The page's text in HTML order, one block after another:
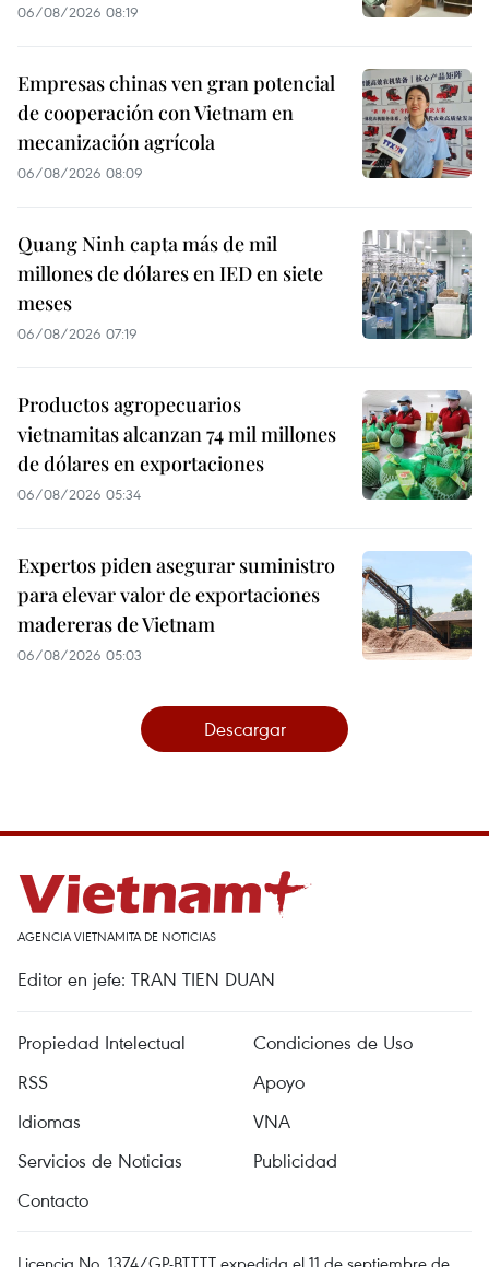
06/08/2026 08:19
Empresas chinas ven gran potencial
de cooperación con Vietnam en
mecanización agrícola
06/08/2026 08:09
Quang Ninh capta más de mil
millones de dólares en IED en siete
meses
06/08/2026 07:19
Productos agropecuarios
vietnamitas alcanzan 74 mil millones
de dólares en exportaciones
06/08/2026 05:34
Expertos piden asegurar suministro
para elevar valor de exportaciones
madereras de Vietnam
06/08/2026 05:03
Descargar
AGENCIA VIETNAMITA DE NOTICIAS
Editor en jefe: TRAN TIEN DUAN
Propiedad Intelectual
Condiciones de Uso
RSS
Apoyo
Idiomas
VNA
Servicios de Noticias
Publicidad
Contacto
Licencia No. 1374/GP-BTTTT expedida el 11 de septiembre de